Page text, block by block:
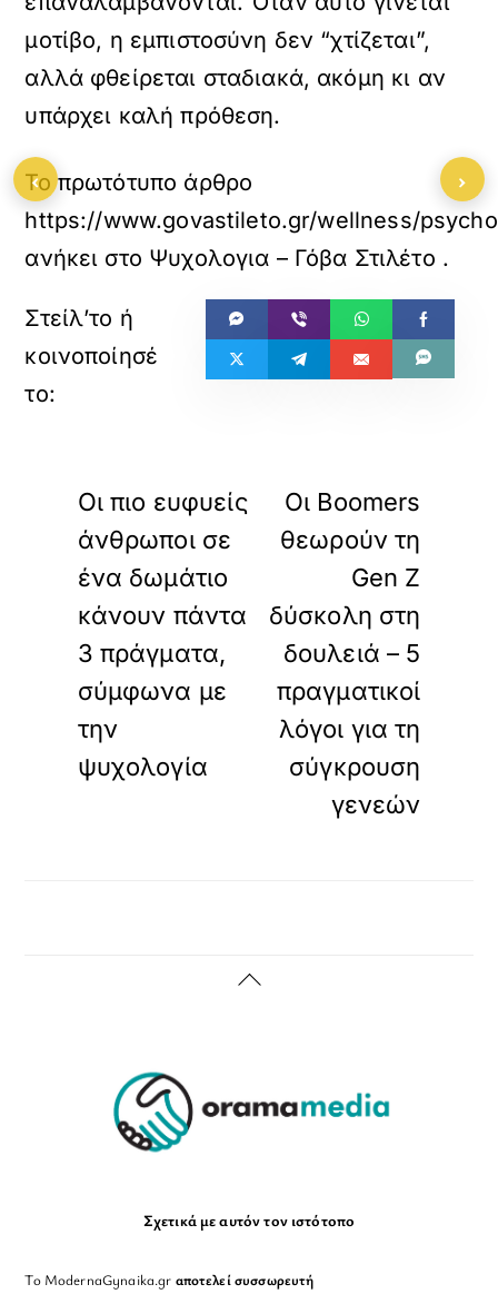
μοτίβο, η εμπιστοσύνη δεν “χτίζεται”,
αλλά φθείρεται σταδιακά, ακόμη κι αν
υπάρχει καλή πρόθεση.
Το πρωτότυπο άρθρο
https://www.govastileto.gr/wellness/
ανήκει στο Ψυχολογια – Γόβα Στιλέτο .
Οι πιο ευφυείς
άνθρωποι σε
ένα δωμάτιο
κάνουν πάντα
3 πράγματα,
σύμφωνα με
την
ψυχολογία
Οι Boomers
θεωρούν τη
Gen Z
δύσκολη στη
δουλειά – 5
πραγματικοί
λόγοι για τη
σύγκρουση
γενεών
Back
Σχετικά με αυτόν τον ιστότοπο
Το ModernaGynaika.gr αποτελεί συσσωρευτή
‹ ›